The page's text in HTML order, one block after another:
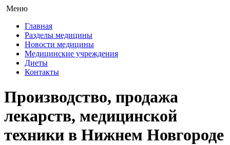
Меню
Главная
Разделы медицины
Новости медицины
Медицинские учреждения
Диеты
Контакты
Производство, продажа
лекарств, медицинской
техники в Нижнем Новгороде